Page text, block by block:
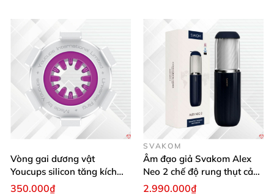
Vòng gai dương vật
Youcups silicon tăng kích
thước cực mạnh
350.000₫
SVAKOM
Âm đạo giả Svakom Alex
Neo 2 chế độ rung thụt cảm
giác thật
2.990.000₫